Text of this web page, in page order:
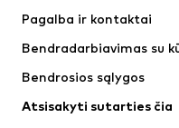
Apatiniai
Paltai
Pagalba ir kontaktai
Bendradarbiavimas su
Bendrosios sąlygos
Atsisakyti sutarties čia